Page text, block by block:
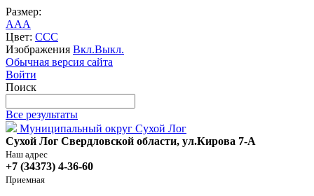
Размер:
AAA
Цвет: CCC
Изображения Вкл.Выкл.
Обычная версия сайта
Войти
Поиск
Все результаты
Муниципальный округ Сухой Лог
Сухой Лог Свердловской области, ул.Кирова 7-А
Наш адрес
+7 (34373) 4-36-60
Приемная